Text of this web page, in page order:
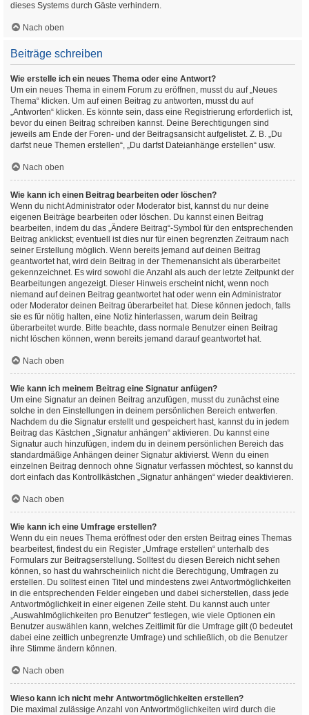
dieses Systems durch Gäste verhindern.
Nach oben
Beiträge schreiben
Wie erstelle ich ein neues Thema oder eine Antwort?
Um ein neues Thema in einem Forum zu eröffnen, musst du auf „Neues
Thema“ klicken. Um auf einen Beitrag zu antworten, musst du auf
„Antworten“ klicken. Es könnte sein, dass eine Registrierung erforderlich ist,
bevor du einen Beitrag schreiben kannst. Deine Berechtigungen sind
jeweils am Ende der Foren- und der Beitragsansicht aufgelistet. Z. B. „Du
darfst neue Themen erstellen“, „Du darfst Dateianhänge erstellen“ usw.
Nach oben
Wie kann ich einen Beitrag bearbeiten oder löschen?
Wenn du nicht Administrator oder Moderator bist, kannst du nur deine
eigenen Beiträge bearbeiten oder löschen. Du kannst einen Beitrag
bearbeiten, indem du das „Ändere Beitrag“-Symbol für den entsprechenden
Beitrag anklickst; eventuell ist dies nur für einen begrenzten Zeitraum nach
seiner Erstellung möglich. Wenn bereits jemand auf deinen Beitrag
geantwortet hat, wird dein Beitrag in der Themenansicht als überarbeitet
gekennzeichnet. Es wird sowohl die Anzahl als auch der letzte Zeitpunkt der
Bearbeitungen angezeigt. Dieser Hinweis erscheint nicht, wenn noch
niemand auf deinen Beitrag geantwortet hat oder wenn ein Administrator
oder Moderator deinen Beitrag überarbeitet hat. Diese können jedoch, falls
sie es für nötig halten, eine Notiz hinterlassen, warum dein Beitrag
überarbeitet wurde. Bitte beachte, dass normale Benutzer einen Beitrag
nicht löschen können, wenn bereits jemand darauf geantwortet hat.
Nach oben
Wie kann ich meinem Beitrag eine Signatur anfügen?
Um eine Signatur an deinen Beitrag anzufügen, musst du zunächst eine
solche in den Einstellungen in deinem persönlichen Bereich entwerfen.
Nachdem du die Signatur erstellt und gespeichert hast, kannst du in jedem
Beitrag das Kästchen „Signatur anhängen“ aktivieren. Du kannst eine
Signatur auch hinzufügen, indem du in deinem persönlichen Bereich das
standardmäßige Anhängen deiner Signatur aktivierst. Wenn du einen
einzelnen Beitrag dennoch ohne Signatur verfassen möchtest, so kannst du
dort einfach das Kontrollkästchen „Signatur anhängen“ wieder deaktivieren.
Nach oben
Wie kann ich eine Umfrage erstellen?
Wenn du ein neues Thema eröffnest oder den ersten Beitrag eines Themas
bearbeitest, findest du ein Register „Umfrage erstellen“ unterhalb des
Formulars zur Beitragserstellung. Solltest du diesen Bereich nicht sehen
können, so hast du wahrscheinlich nicht die Berechtigung, Umfragen zu
erstellen. Du solltest einen Titel und mindestens zwei Antwortmöglichkeiten
in die entsprechenden Felder eingeben und dabei sicherstellen, dass jede
Antwortmöglichkeit in einer eigenen Zeile steht. Du kannst auch unter
„Auswahlmöglichkeiten pro Benutzer“ festlegen, wie viele Optionen ein
Benutzer auswählen kann, welches Zeitlimit für die Umfrage gilt (0 bedeutet
dabei eine zeitlich unbegrenzte Umfrage) und schließlich, ob die Benutzer
ihre Stimme ändern können.
Nach oben
Wieso kann ich nicht mehr Antwortmöglichkeiten erstellen?
Die maximal zulässige Anzahl von Antwortmöglichkeiten wird durch die